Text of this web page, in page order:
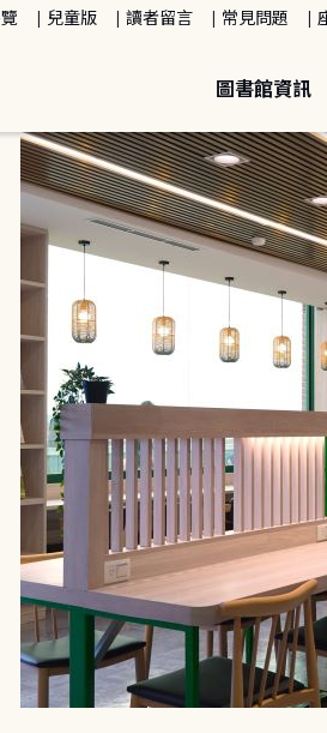
兒童版 讀者留言 常見問題
圖書館資訊